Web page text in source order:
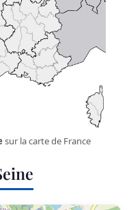
sur la carte de France